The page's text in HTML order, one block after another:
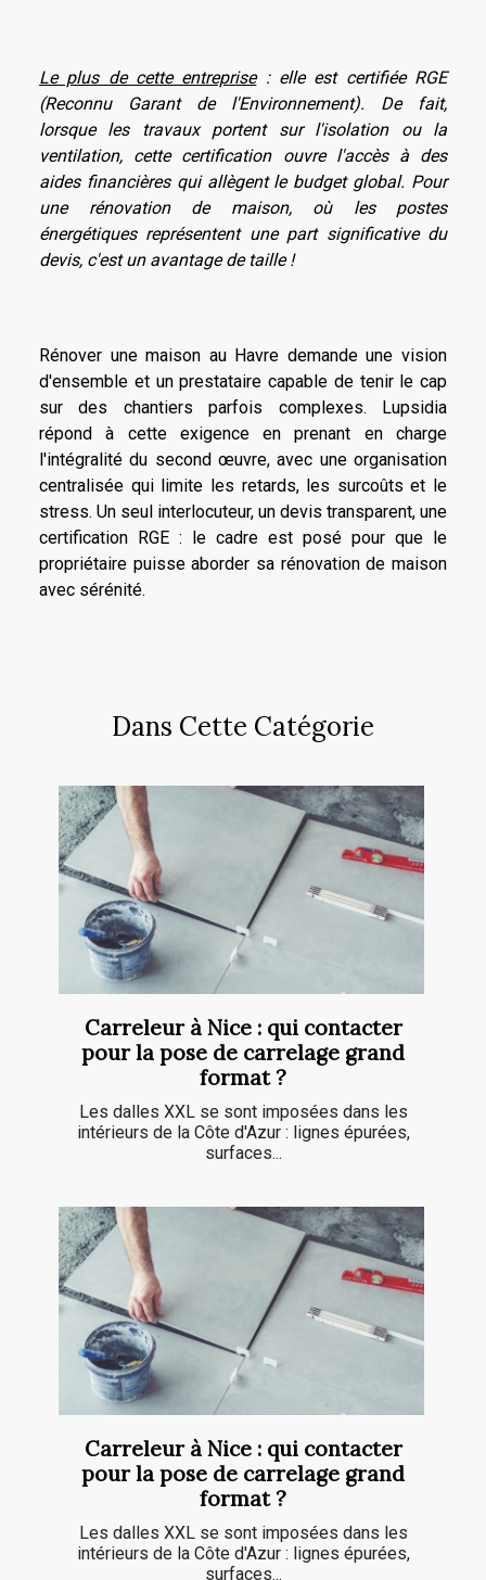
Le plus de cette entreprise: elle est certifiée RGE
(Reconnu Garant de l'Environnement). De fait,
lorsque les travaux portent sur l'isolation ou la
ventilation, cette certification ouvre l'accès à des
aides financières qui allègent le budget global. Pour
une rénovation de maison, où les postes
énergétiques représentent une part significative du
devis, c'est un avantage de taille !
Rénover une maison au Havre demande une vision
d'ensemble et un prestataire capable de tenir le cap
sur des chantiers parfois complexes. Lupsidia
répond à cette exigence en prenant en charge
l'intégralité du second œuvre, avec une organisation
centralisée qui limite les retards, les surcoûts et le
stress. Un seul interlocuteur, un devis transparent, une
certification RGE : le cadre est posé pour que le
propriétaire puisse aborder sa rénovation de maison
avec sérénité.
Dans Cette Catégorie
Carreleur à Nice : qui contacter
pour la pose de carrelage grand
format ?
Les dalles XXL se sont imposées dans les
intérieurs de la Côte d'Azur : lignes épurées,
surfaces...
Carreleur à Nice : qui contacter
pour la pose de carrelage grand
format ?
Les dalles XXL se sont imposées dans les
intérieurs de la Côte d'Azur : lignes épurées,
surfaces...